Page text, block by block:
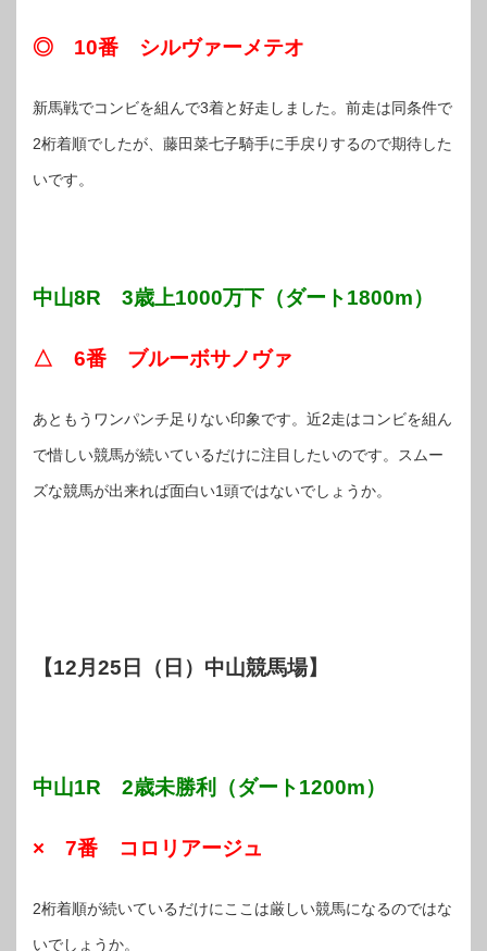
◎ 10番 シルヴァーメテオ
新馬戦でコンビを組んで3着と好走しました。前走は同条件で
2桁着順でしたが、藤田菜七子騎手に手戻りするので期待した
いです。
中山8R 3歳上1000万下（ダート1800m）
△ 6番 ブルーボサノヴァ
あともうワンパンチ足りない印象です。近2走はコンビを組ん
で惜しい競馬が続いているだけに注目したいのです。スムー
ズな競馬が出来れば面白い1頭ではないでしょうか。
【12月25日（日）中山競馬場】
中山1R 2歳未勝利（ダート1200m）
× 7番 コロリアージュ
2桁着順が続いているだけにここは厳しい競馬になるのではな
いでしょうか。